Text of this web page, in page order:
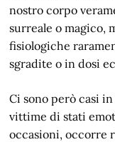
nostro corpo
surreale o magico,
fisiologiche
sgradite o in dosi
Ci sono però casi
vittime di stati
occasioni, occorre